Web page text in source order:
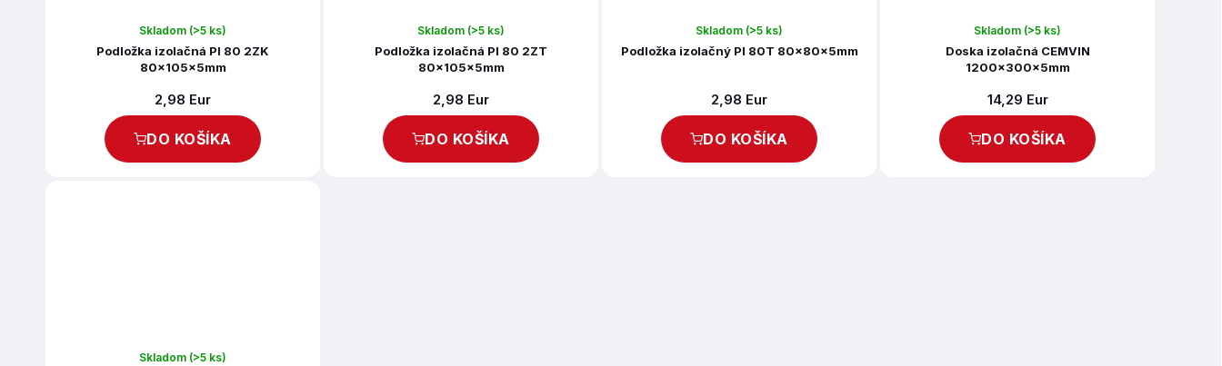
Skladom (>5 ks)
Podložka izolačná PI 80 2ZK
80x105x5mm
2,98 Eur
DO KOŠÍKA
Skladom (>5 ks)
Podložka izolačná PI 80 2ZT
80x105x5mm
2,98 Eur
DO KOŠÍKA
Skladom (>5 ks)
Podložka izolačný PI 80T 80x80x5mm
2,98 Eur
DO KOŠÍKA
Skladom (>5 ks)
Doska izolačná CEMVIN
1200x300x5mm
14,29 Eur
DO KOŠÍKA
Skladom (>5 ks)